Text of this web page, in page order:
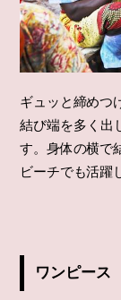
ギュッと締めつ
結び端を多く出
す。身体の横で
ビーチでも活躍
ワンピース